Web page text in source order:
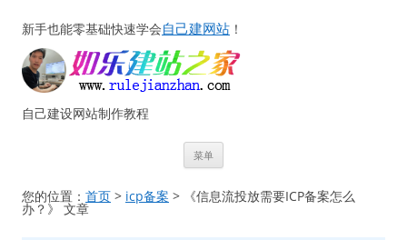
新手也能零基础快速学会自己建网站 ！
自己建设网站制作教程
菜单
文
您的位置： 首页 > icp备案 > 《信息流投放需要ICP备案怎么
办？》 文章